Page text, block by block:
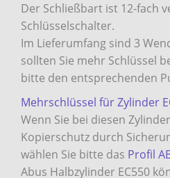
Der Schließbart ist 12-fach
Schlüsselschalter.
Im Lieferumfang sind 3
sollten Sie mehr Schlüssel
bitte den entsprechenden
Mehrschlüssel für Zylinder
Wenn Sie bei diesen
Kopierschutz durch
wählen Sie bitte das Profil
Abus Halbzylinder EC550